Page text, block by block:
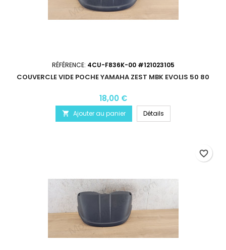
RÉFÉRENCE: 4CU-F836K-00 #121023105
COUVERCLE VIDE POCHE YAMAHA ZEST MBK EVOLIS 50 80
18,00 €
 Ajouter au panier Détails
favorite_border